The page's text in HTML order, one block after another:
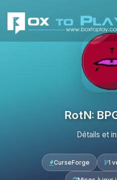
RotN:
Détails et
CurseForge 1